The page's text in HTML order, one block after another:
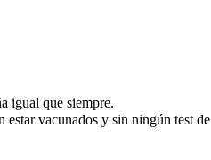
igual que siempre.
estar vacunados y sin ningún test de